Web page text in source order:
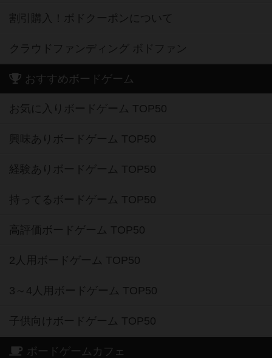
割引購入！ボドクーポンについて
クラウドファンディング ボドファン
おすすめボードゲーム
お気に入りボードゲーム TOP50
興味ありボードゲーム TOP50
経験ありボードゲーム TOP50
持ってるボードゲーム TOP50
高評価ボードゲーム TOP50
2人用ボードゲーム TOP50
3～4人用ボードゲーム TOP50
子供向けボードゲーム TOP50
ボードゲームカフェ